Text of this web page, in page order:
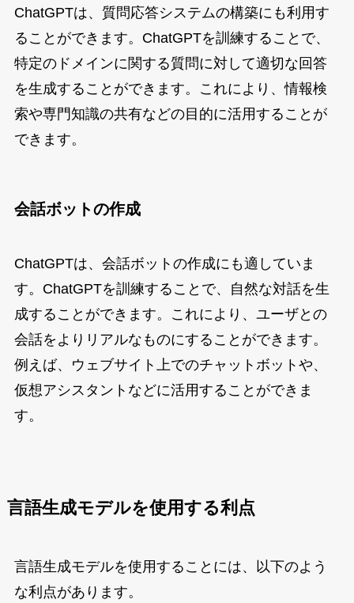
ChatGPTは、質問応答システムの構築にも利用す
ることができます。ChatGPTを訓練することで、
特定のドメインに関する質問に対して適切な回答
を生成することができます。これにより、情報検
索や専門知識の共有などの目的に活用することが
できます。
会話ボットの作成
ChatGPTは、会話ボットの作成にも適していま
す。ChatGPTを訓練することで、自然な対話を生
成することができます。これにより、ユーザとの
会話をよりリアルなものにすることができます。
例えば、ウェブサイト上でのチャットボットや、
仮想アシスタントなどに活用することができま
す。
言語生成モデルを使用する利点
言語生成モデルを使用することには、以下のよう
な利点があります。